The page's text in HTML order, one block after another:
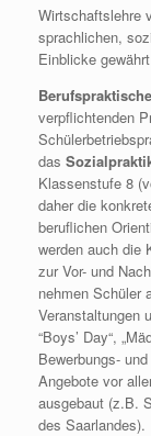
Wirtschaftslehre
sprachlichen,
Einblicke
verpflichtenden
das
Klassenstufe 8
daher die
beruflichen
werden auch die
zur Vor- und
nehmen Schüler
Veranstaltungen
“Boys’ Day“,
Bewerbungs-
Angebote vor
ausgebaut (z.B.
des Saarlandes).